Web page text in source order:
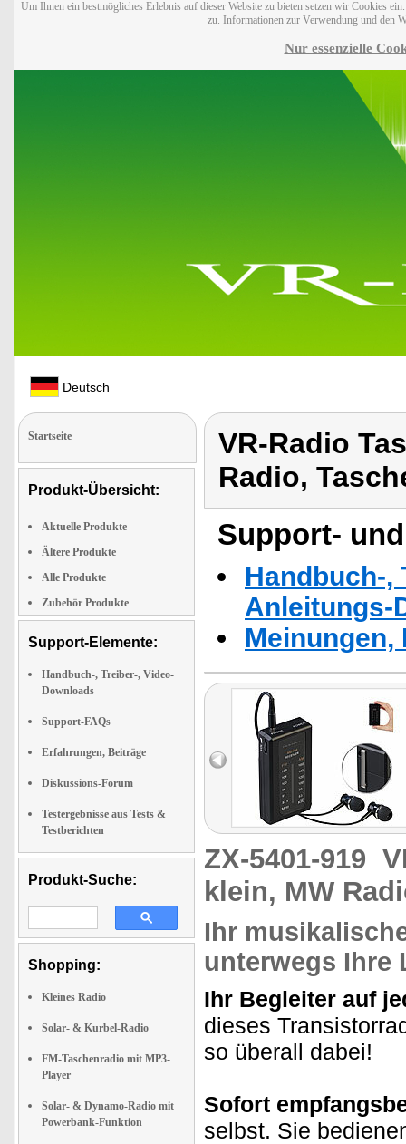
Um Ihnen ein bestmögliches Erlebnis auf dieser Website zu bieten setzen wir Cookies
zu. Informationen zur Verwendung und den
Nur essenzielle
Deutsch
Startseite
Produkt-Übersicht:
Aktuelle Produkte
Ältere Produkte
Alle Produkte
Zubehör Produkte
Support-Elemente:
Handbuch-, Treiber-, Video-
Downloads
Support-FAQs
Erfahrungen, Beiträge
Diskussions-Forum
Testergebnisse aus Tests &
Testberichten
Produkt-Suche:
Shopping:
Kleines Radio
Solar- & Kurbel-Radio
FM-Taschenradio mit MP3-
Player
Solar- & Dynamo-Radio mit
Powerbank-Funktion
VR-Radio
Radio,
Support-
Handbuch-,
Anleitungs-
ZX-5401-919
klein, MW
Ihr
unterwegs Ihre
Ihr Begleiter auf
dieses
so überall dabei!
Sofort
selbst. Sie